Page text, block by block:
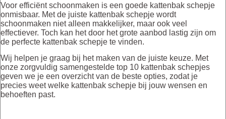
Voor efficiënt schoonmaken is een goede kattenbak schepje
onmisbaar. Met de juiste kattenbak schepje wordt
schoonmaken niet alleen makkelijker, maar ook veel
effectiever. Toch kan het door het grote aanbod lastig zijn om
de perfecte kattenbak schepje te vinden.
Wij helpen je graag bij het maken van de juiste keuze. Met
onze zorgvuldig samengestelde top 10 kattenbak schepjes
geven we je een overzicht van de beste opties, zodat je
precies weet welke kattenbak schepje bij jouw wensen en
behoeften past.